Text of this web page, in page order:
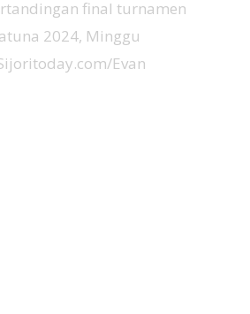
final turnamen
2024, Minggu
Evan